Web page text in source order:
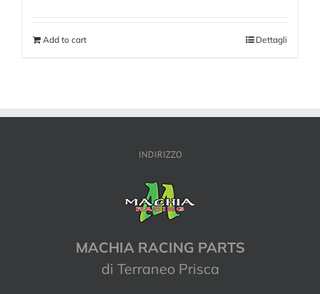
Add to cart Dettagli
INDIRIZZO
MACHIA RACING PARTS
di Terraneo Prisca